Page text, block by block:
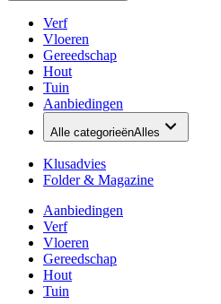
Verf
Vloeren
Gereedschap
Hout
Tuin
Aanbiedingen
Alle categorieënAlles
Klusadvies
Folder & Magazine
Aanbiedingen
Verf
Vloeren
Gereedschap
Hout
Tuin